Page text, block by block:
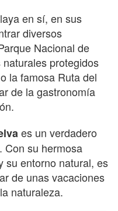
en sí, en sus
diversos
Nacional de
protegidos
la famosa Ruta del
de la gastronomía
es un verdadero
Con su hermosa
su entorno natural, es
de unas vacaciones
naturaleza.